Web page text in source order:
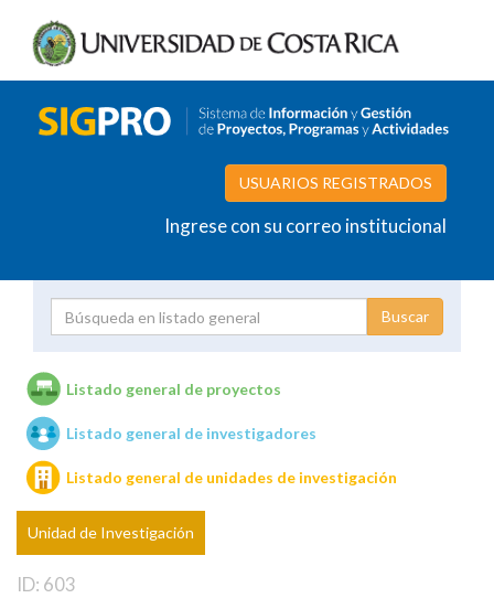
USUARIOS REGISTRADOS
Ingrese con su correo institucional
Unidades de investigación
Listado general de proyectos
Listado general de investigadores
Listado general de unidades de investigación
Unidad de Investigación
ID: 603